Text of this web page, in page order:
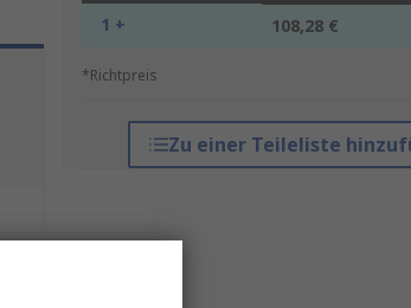
1 + 108,28 €
*Richtpreis
Zu einer Teileliste